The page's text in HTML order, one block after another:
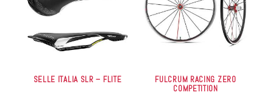
SELLE ITALIA SLR – FLITE
FULCRUM RACING ZERO
COMPETITION